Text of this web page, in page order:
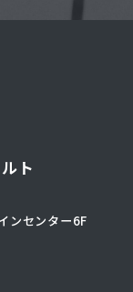
ト
ンセンター6F